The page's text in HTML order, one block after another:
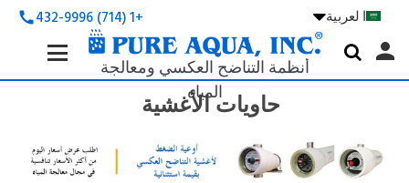
call +1 (714) 432-9996 ا لعربية
أنظمة التناضح العكسي ومعالجة
المياه
Search
Keyword:
 person
حاويات الأغشية